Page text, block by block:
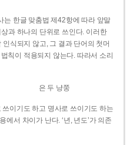
는 한글 맞춤법 제42항에 따라 앞말
과 하나의 단위로 쓰인다. 이러한
식되지 않고, 그 결과 단어의 첫머
칙이 적용되지 않는다. 따라서 소리
은 두 냥쭝
쓰이기도 하고 명사로 쓰이기도 하는
에서 차이가 난다. ‘년, 년도’가 의존